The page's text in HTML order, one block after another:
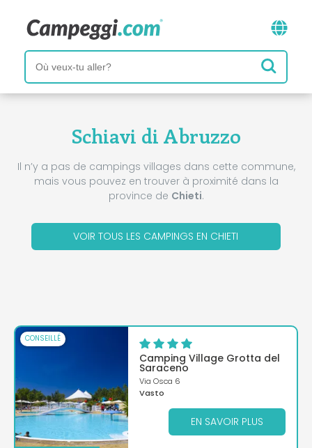
Schiavi di Abruzzo
Il n’y a pas de campings villages dans cette commune,
mais vous pouvez en trouver à proximité dans la
province de Chieti.
VOIR TOUS LES CAMPINGS EN CHIETI
CONSEILLÉ
Camping Village Grotta del
Saraceno
Via Osca 6
Vasto
EN SAVOIR PLUS